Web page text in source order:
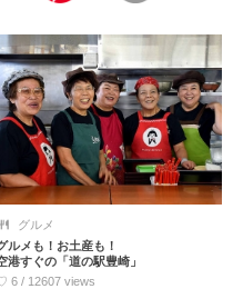
グルメ
ルメも！お土産も！
港すぐの「道の駅豊崎」
6 / 12607 views